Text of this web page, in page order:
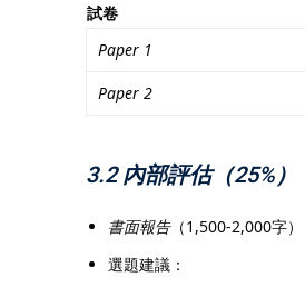
試卷
Paper 1
Paper 2
3.2 內部評估（25%）
書面報告（1,500-2,000字）
選題建議：